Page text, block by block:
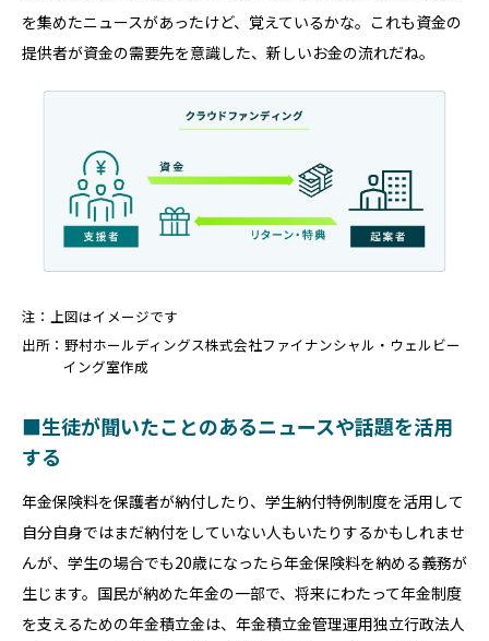
を集めたニュースがあったけど、覚えているかな。これも資金の
提供者が資金の需要先を意識した、新しいお金の流れだね。
注：上図はイメージです
出所：野村ホールディングス株式会社ファイナンシャル・ウェルビー
イング室作成
■生徒が聞いたことのあるニュースや話題を活用
する
年金保険料を保護者が納付したり、学生納付特例制度を活用して
自分自身ではまだ納付をしていない人もいたりするかもしれませ
んが、学生の場合でも20歳になったら年金保険料を納める義務が
生じます。国民が納めた年金の一部で、将来にわたって年金制度
を支えるための年金積立金は、年金積立金管理運用独立行政法人